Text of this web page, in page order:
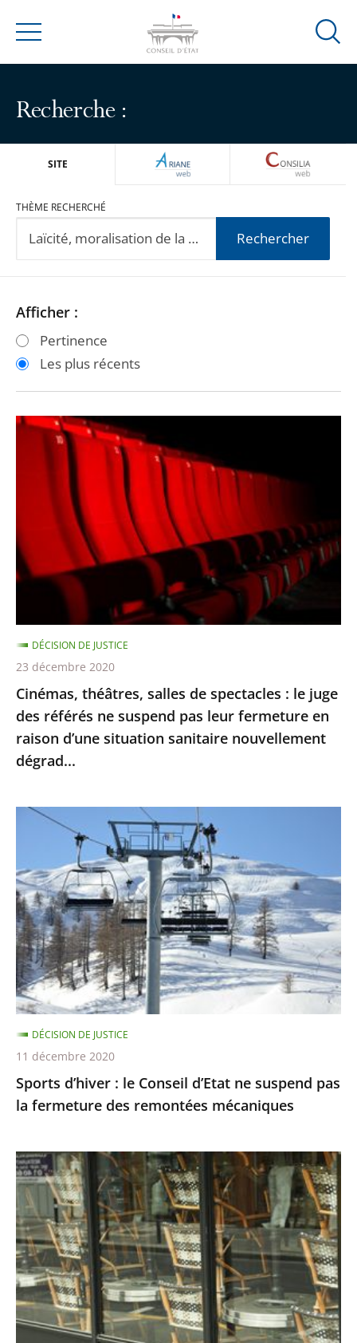
Menu
Ouvrir
Recherche :
SITE ARIANEWEB
THÈME RECHERCHÉ
Rechercher
Passer
les
filtres
après
Passer
les
filtres
avant
Afficher :
Pertinence
Les plus récents
Cinémas,
théâtres,
spectacles
:
le
juge
référés
ne
suspend
pas
leur
fermeture
en
d’une
situation
nouvellement
dégrad...
Cinémas, théâtres, salles de spectacles : le juge
des référés ne suspend pas leur fermeture en
raison d’une situation sanitaire nouvellement
dégrad...
DÉCISION DE JUSTICE
23 décembre 2020
Sports
le
Conseil
d’Etat
ne
suspend
pas
la
fermeture
des
remontées
mécaniques
Sports d’hiver : le Conseil d’Etat ne suspend pas
la fermeture des remontées mécaniques
DÉCISION DE JUSTICE
11 décembre 2020
Fermeture
des
bars
et
restaurants,
Décision
en
référé